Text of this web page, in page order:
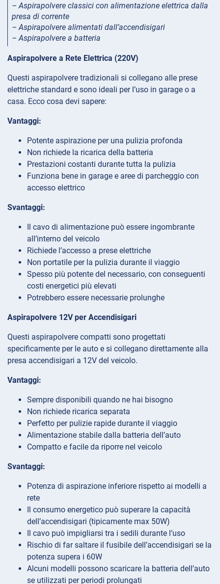
– Aspirapolvere classici con alimentazione elettrica dalla
presa di corrente
– Aspirapolvere alimentati dall’accendisigari
– Aspirapolvere a batteria
Aspirapolvere a Rete Elettrica (220V)
Questi aspirapolvere tradizionali si collegano alle prese
elettriche standard e sono ideali per l’uso in garage o a
casa. Ecco cosa devi sapere:
Vantaggi:
Potente aspirazione per una pulizia profonda
Non richiede la ricarica della batteria
Prestazioni costanti durante tutta la pulizia
Funziona bene in garage e aree di parcheggio con
accesso elettrico
Svantaggi:
Il cavo di alimentazione può essere ingombrante
all’interno del veicolo
Richiede l’accesso a prese elettriche
Non portatile per la pulizia durante il viaggio
Spesso più potente del necessario, con conseguenti
costi energetici più elevati
Potrebbero essere necessarie prolunghe
Aspirapolvere 12V per Accendisigari
Questi aspirapolvere compatti sono progettati
specificamente per le auto e si collegano direttamente alla
presa accendisigari a 12V del veicolo.
Vantaggi:
Sempre disponibili quando ne hai bisogno
Non richiede ricarica separata
Perfetto per pulizie rapide durante il viaggio
Alimentazione stabile dalla batteria dell’auto
Compatto e facile da riporre nel veicolo
Svantaggi:
Potenza di aspirazione inferiore rispetto ai modelli a
rete
Il consumo energetico può superare la capacità
dell’accendisigari (tipicamente max 50W)
Il cavo può impigliarsi tra i sedili durante l’uso
Rischio di far saltare il fusibile dell’accendisigari se la
potenza supera i 60W
Alcuni modelli possono scaricare la batteria dell’auto
se utilizzati per periodi prolungati